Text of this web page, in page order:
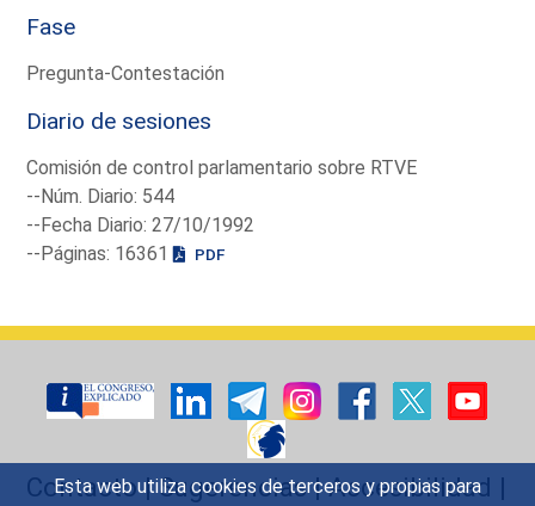
Esta web utiliza cookies de terceros y propias para
Fase
Pregunta-Contestación
Diario de sesiones
Comisión de control parlamentario sobre RTVE
--Núm. Diario: 544
--Fecha Diario: 27/10/1992
--Páginas: 16361
PDF
Contacto|Sugerencias|Accesibilidad |